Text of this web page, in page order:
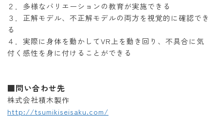
２．多様なバリエーションの教育が実施できる
３．正解モデル、不正解モデルの両方を視覚的に確認でき
る
４．実際に身体を動かしてVR上を動き回り、不具合に気
付く感性を身に付けることができる
■問い合わせ先
株式会社積木製作
http://tsumikiseisaku.com/